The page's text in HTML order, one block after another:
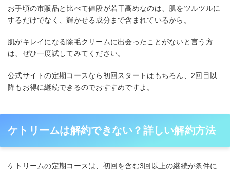
お手頃の市販品と比べて値段が若干高めなのは、肌をツルツルに
するだけでなく、輝かせる成分まで含まれているから。
肌がキレイになる除毛クリームに出会ったことがないと言う方
は、ぜひ一度試してみてください。
公式サイトの定期コースなら初回スタートはもちろん、2回目以
降もお得に継続できるのでおすすめですよ。
ケトリームは解約できない？詳しい解約方法
ケトリームの定期コースは、初回を含む3回以上の継続が条件に